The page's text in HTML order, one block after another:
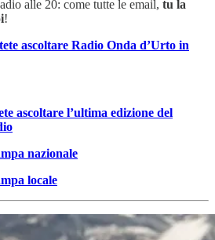
alle 20: come tutte le email, tu la
!
ascoltare Radio Onda d’Urto in
ascoltare l’ultima edizione del
nazionale
locale